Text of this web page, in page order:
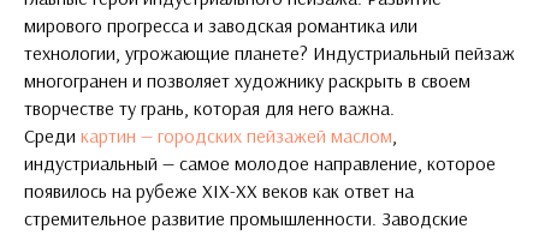
мирового прогресса и заводская романтика или
технологии, угрожающие планете? Индустриальный пейзаж
многогранен и позволяет художнику раскрыть в своем
творчестве ту грань, которая для него важна.
Среди картин — городских пейзажей маслом,
индустриальный — самое молодое направление, которое
появилось на рубеже XIX-XX веков как ответ на
стремительное развитие промышленности. Заводские